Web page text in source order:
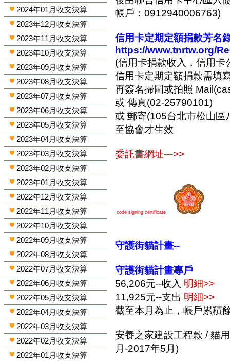
2024年01月收支決算
2023年12月收支決算
2023年11月收支決算
2023年10月收支決算
2023年09月收支決算
2023年08月收支決算
2023年07月收支決算
2023年06月收支決算
2023年05月收支決算
2023年04月收支決算
2023年03月收支決算
2023年02月收支決算
2023年01月收支決算
2022年12月收支決算
2022年11月收支決算
2022年10月收支決算
2022年09月收支決算
2022年08月收支決算
2022年07月收支決算
2022年06月收支決算
2022年05月收支決算
2022年04月收支決算
2022年03月收支決算
2022年02月收支決算
2022年01月收支決算
帳戶：0912940006763)
信用卡定期定額捐款芳名
https://www.tnrtw.org/
(信用卡捐款收入，信用
信用卡定期定額捐款需填
再簽名掃圖或拍照
或 傳真(02-25790101)
或 郵寄(105台北市松山
至協會才生效
委託書網址--->>
code signing certificate
守護街貓計畫--
守護街貓計畫專戶
56,206元--收入 明細>>
11,925元--支出 明細>>
截至本月為止，帳戶累積
安養之家建設工程款 / 貓
月-2017年5月)